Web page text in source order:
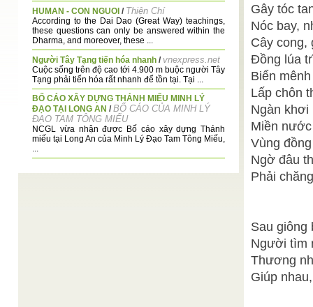
HUMAN - CON NGUOI / Thiện Chí
According to the Dai Dao (Great Way) teachings,
these questions can only be answered within the
Dharma, and moreover, these ...
Người Tây Tạng tiến hóa nhanh / vnexpress.net
Cuộc sống trên độ cao tới 4.900 m buộc người Tây
Tạng phải tiến hóa rất nhanh để tồn tại. Tại ...
BỐ CÁO XÂY DỰNG THÁNH MIẾU MINH LÝ
ĐẠO TẠI LONG AN /BỐ CÁO CỦA MINH LÝ
ĐẠO TAM TÔNG MIẾU
NCGL vừa nhận được Bố cáo xây dựng Thánh
miếu tại Long An của Minh Lý Đạo Tam Tông Miếu,
...
Gây tóc
Nóc bay,
Cây cong,
Đồng lúa
Biển
Lấp chôn
Ngàn khơi
Miền
Vùng
Ngờ đâu
Phải
Sau giông
Người tìm
Thương
Giúp